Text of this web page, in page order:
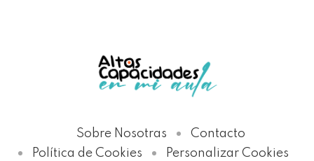
Sobre Nosotras
Contacto
Política de Cookies
Personalizar Cookies